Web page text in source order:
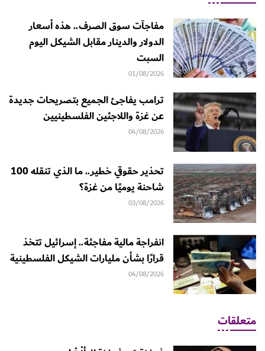
مفاجآت سوق الصرف.. هذه أسعار
الدولار والدينار مقابل الشيكل اليوم
السبت
01/08/2026
ترامب يفاجئ الجميع بتصريحات جديدة
عن غزة واللاجئين الفلسطينيين
04/08/2026
تحذير حقوقي خطير.. ما الذي تنقله 100
شاحنة يوميًا من غزة؟
03/08/2026
انفراجة مالية مفاجئة.. إسرائيل تتخذ
قرارًا بشأن مليارات الشيكل الفلسطينية
04/08/2026
متعلقات